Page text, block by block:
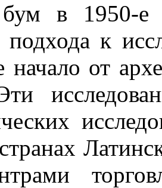
в 1950-е
к
начало от